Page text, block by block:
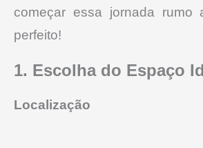
começar essa jornada rumo
perfeito!
1. Escolha do Espaço
Localização